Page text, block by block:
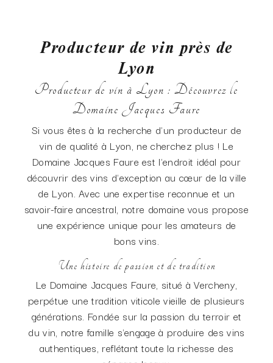
Producteur de vin près de
Lyon
Producteur de vin à Lyon : Découvrez le
Domaine Jacques Faure
Si vous êtes à la recherche d'un producteur de
vin de qualité à Lyon, ne cherchez plus ! Le
Domaine Jacques Faure est l'endroit idéal pour
découvrir des vins d'exception au cœur de la ville
de Lyon. Avec une expertise reconnue et un
savoir-faire ancestral, notre domaine vous propose
une expérience unique pour les amateurs de
bons vins.
Une histoire de passion et de tradition
Le Domaine Jacques Faure, situé à Vercheny,
perpétue une tradition viticole vieille de plusieurs
générations. Fondée sur la passion du terroir et
du vin, notre famille s'engage à produire des vins
authentiques, reflétant toute la richesse des